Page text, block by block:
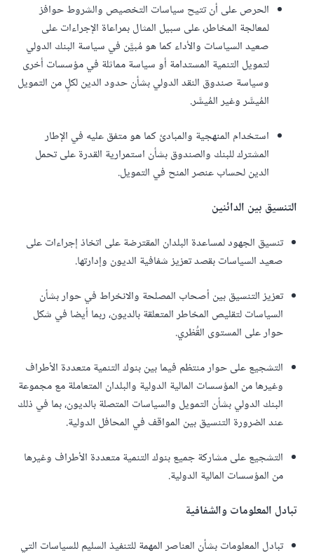
الحرص على أن تتيح سياسات التخصيص والشروط حوافز
لمعالجة المخاطر، على سبيل المثال بمراعاة الإجراءات على
صعيد السياسات والأداء كما هو مُبيَّن في سياسة البنك الدولي
لتمويل التنمية المستدامة أو سياسة مماثلة في مؤسسات أخرى
وسياسة صندوق النقد الدولي بشأن حدود الدين لكلٍ من التمويل
المُيسَّر وغير المُيسَّر.
استخدام المنهجية والمبادئ كما هو متفق عليه في الإطار
المشترك للبنك والصندوق بشأن استمرارية القدرة على تحمل
الدين لحساب عنصر المنح في التمويل.
التنسيق بين الدائنين
تنسيق الجهود لمساعدة البلدان المقترضة على اتخاذ إجراءات على
صعيد السياسات بقصد تعزيز شفافية الديون وإدارتها.
تعزيز التنسيق بين أصحاب المصلحة والانخراط في حوار بشأن
السياسات لتقليص المخاطر المتعلقة بالديون، ربما أيضا في شكل
حوار على المستوى القُطْري.
التشجيع على حوار منتظم فيما بين بنوك التنمية متعددة الأطراف
وغيرها من المؤسسات المالية الدولية والبلدان المتعاملة مع مجموعة
البنك الدولي بشأن التمويل والسياسات المتصلة بالديون، بما في ذلك
عند الضرورة التنسيق بين المواقف في المحافل الدولية.
التشجيع على مشاركة جميع بنوك التنمية متعددة الأطراف وغيرها
من المؤسسات المالية الدولية.
تبادل المعلومات والشفافية
تبادل المعلومات بشأن العناصر المهمة للتنفيذ السليم للسياسات التي